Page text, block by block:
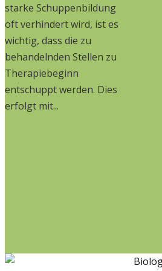
starke Schuppenbildung
oft verhindert wird, ist es
wichtig, dass die zu
behandelnden Stellen zu
Therapiebeginn
entschuppt werden. Dies
erfolgt mit...